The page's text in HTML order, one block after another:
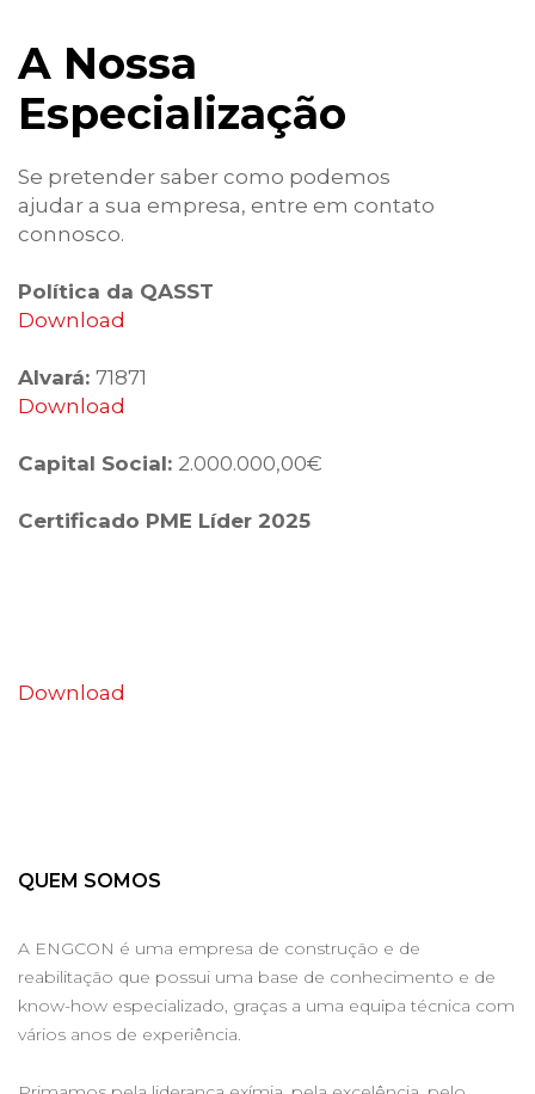
A Nossa
Especialização
Se pretender saber como podemos
ajudar a sua empresa, entre em contato
connosco.
Política da QASST
Download
Alvará: 71871
Download
Capital Social: 2.000.000,00€
Certificado PME Líder 2025
Download
QUEM SOMOS
A ENGCON é uma empresa de construção e de
reabilitação que possui uma base de conhecimento e de
know-how especializado, graças a uma equipa técnica com
vários anos de experiência.